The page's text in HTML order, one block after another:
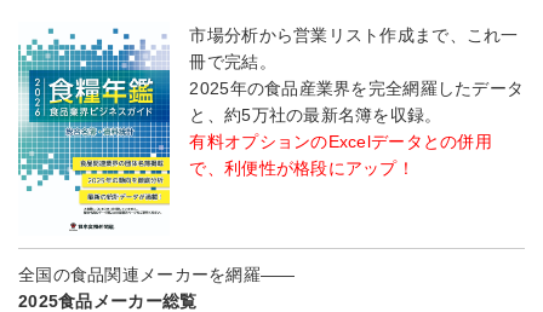
市場分析から営業リスト作成まで、これ一
冊で完結。
2025年の食品産業界を完全網羅したデータ
と、約5万社の最新名簿を収録。
有料オプションのExcelデータとの併用
で、利便性が格段にアップ！
全国の食品関連メーカーを網羅――
2025食品メーカー総覧